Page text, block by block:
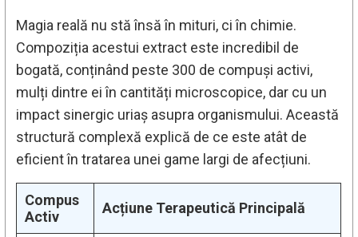
Magia reală nu stă însă în mituri, ci în chimie.
Compoziția acestui extract este incredibil de
bogată, conținând peste 300 de compuși activi,
mulți dintre ei în cantități microscopice, dar cu un
impact sinergic uriaș asupra organismului. Această
structură complexă explică de ce este atât de
eficient în tratarea unei game largi de afecțiuni.
Compus
Activ
Acțiune Terapeutică Principală